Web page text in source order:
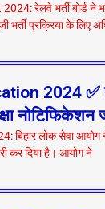
रेलवे भर्ती बोर्ड ने
भर्ती प्रक्रिया के लिए
2024 ✅
नोटिफिकेशन
लोक सेवा आयोग
कर दिया है। आयोग ने